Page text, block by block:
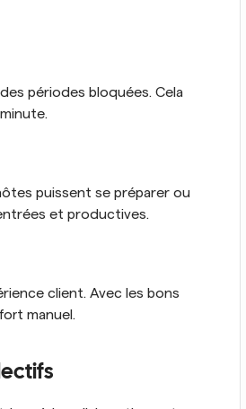
périodes bloquées. Cela
puissent se préparer ou
et productives.
client. Avec les bons
manuel.